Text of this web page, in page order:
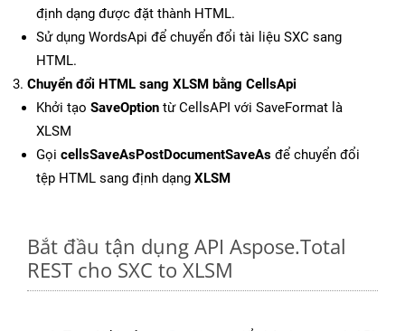
định dạng được đặt thành HTML.
Sử dụng WordsApi để chuyển đổi tài liệu SXC sang
HTML.
Chuyển đổi HTML sang XLSM bằng CellsApi
Khởi tạo SaveOption từ CellsAPI với SaveFormat là
XLSM
Gọi cellsSaveAsPostDocumentSaveAs để chuyển đổi
tệp HTML sang định dạng XLSM
Bắt đầu tận dụng API Aspose.Total
REST cho SXC to XLSM